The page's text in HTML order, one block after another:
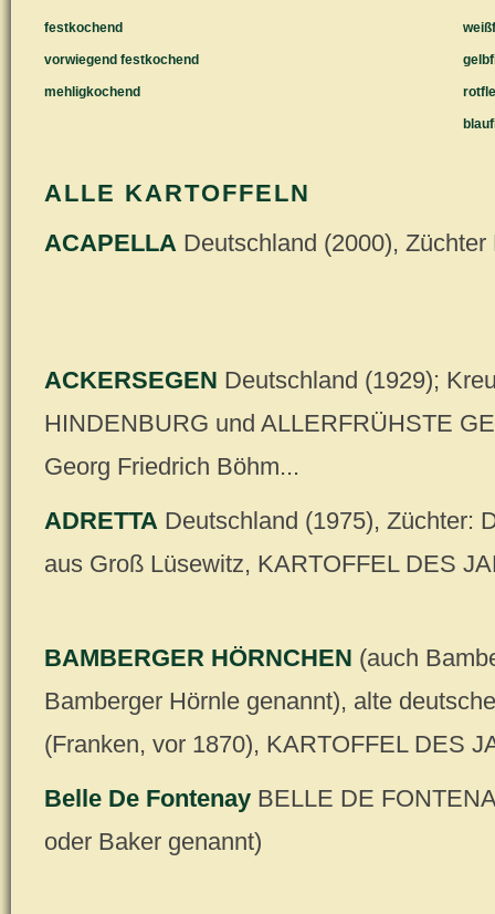
festkochend
vorwiegend festkochend
mehligkochend
ALLE KARTOFFELN
ACAPELLA Deutschland (2000),
ACKERSEGEN Deutschland (1929);
HINDENBURG und ALLERFRÜHSTE
Georg Friedrich Böhm...
ADRETTA Deutschland (1975), Züchter:
aus Groß Lüsewitz, KARTOFFEL DES
BAMBERGER HÖRNCHEN (auch
Bamberger Hörnle genannt), alte
(Franken, vor 1870), KARTOFFEL DES
Belle De Fontenay BELLE DE
oder Baker genannt)